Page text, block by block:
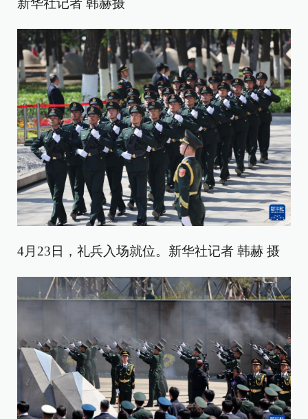
新华社记者 韩赫摄
4月23日，礼兵入场就位。新华社记者 韩赫 摄